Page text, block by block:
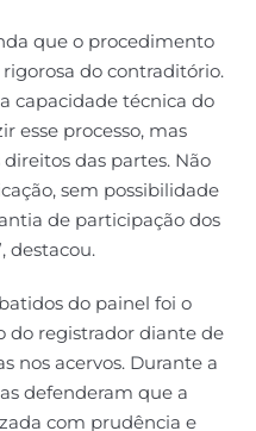
que o procedimento
do contraditório.
capacidade técnica do
esse processo, mas
das partes. Não
sem possibilidade
de participação dos
destacou.
do painel foi o
do registrador diante de
nos acervos. Durante a
defenderam que a
com prudência e